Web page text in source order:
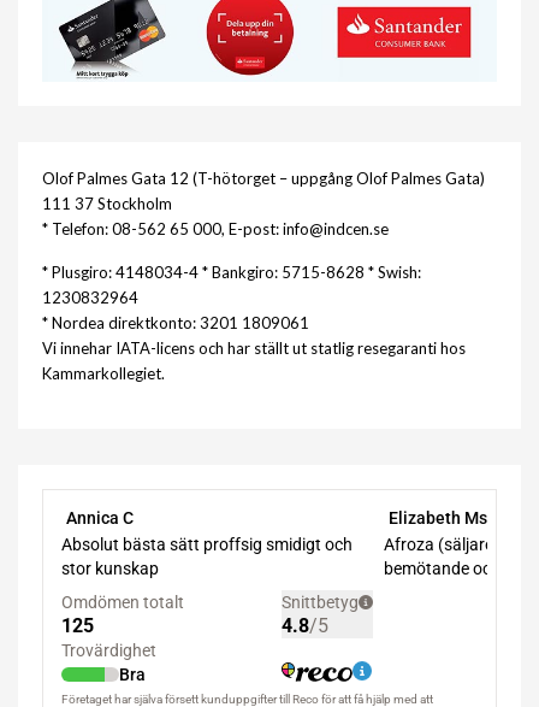
Olof Palmes Gata 12 (T-hötorget – uppgång Olof Palmes Gata)
111 37 Stockholm
* Telefon: 08-562 65 000, E-post: info@indcen.se
* Plusgiro: 4148034-4 * Bankgiro: 5715-8628 * Swish:
1230832964
* Nordea direktkonto: 3201 1809061
Vi innehar IATA-licens och har ställt ut statlig resegaranti hos
Kammarkollegiet.